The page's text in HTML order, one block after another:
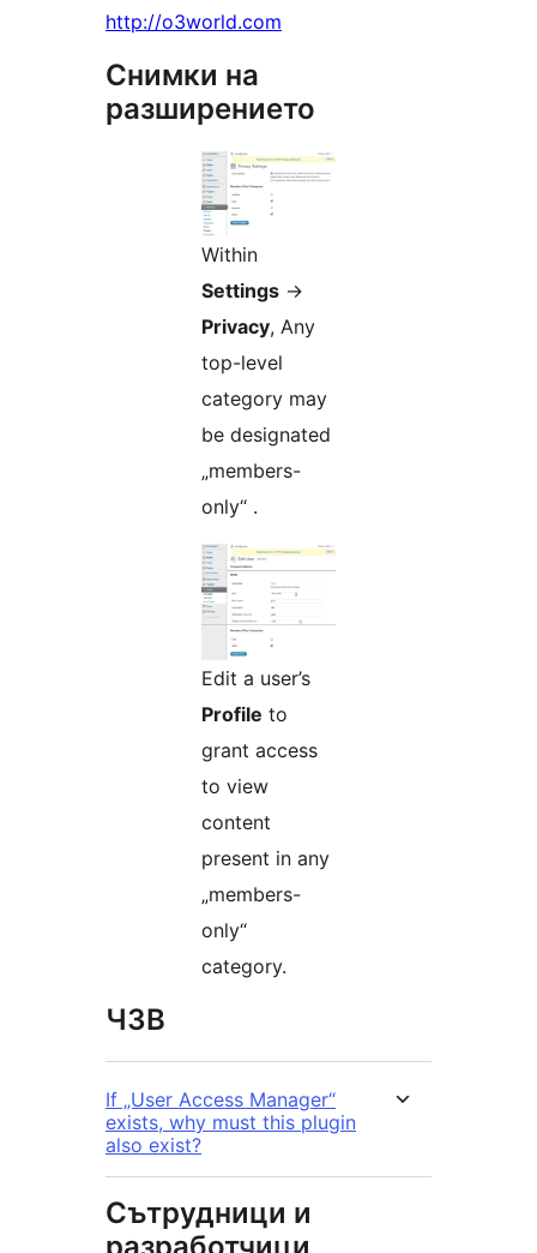
http://o3world.com
Снимки на
разширението
Within
Settings ->
Privacy, Any
top-level
category may
be designated
„members-
only“ .
Edit a user’s
Profile to
grant access
to view
content
present in any
„members-
only“
category.
ЧЗВ
If „User Access Manager“
exists, why must this plugin
also exist?
Сътрудници и